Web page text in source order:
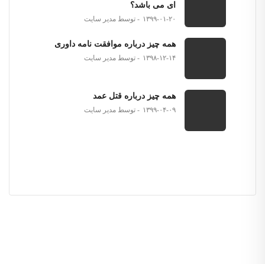
ای می باشد؟
۱۳۹۹-۰۱-۲۰ توسط مدیر سایت
همه چیز درباره موافقت نامه داوری
۱۳۹۸-۱۲-۱۴ توسط مدیر سایت
همه چیز درباره قتل عمد
۱۳۹۹-۰۴-۰۹ توسط مدیر سایت